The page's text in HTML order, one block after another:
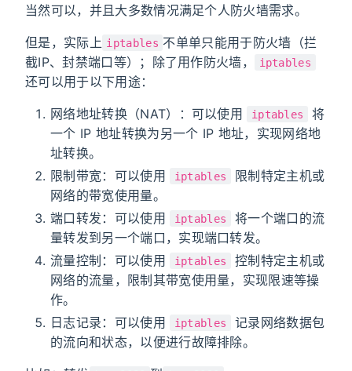
当然可以，并且大多数情况满足个人防火墙需求。
但是，实际上 iptables 不单单只能用于防火墙（拦
截IP、封禁端口等）；除了用作防火墙，
iptables
还可以用于以下用途：
网络地址转换（NAT）：可以使用 iptables
将
一个 IP 地址转换为另一个 IP 地址，实现网络地
址转换。
限制带宽：可以使用
iptables
限制特定主机或
网络的带宽使用量。
端口转发：可以使用
iptables
将一个端口的流
量转发到另一个端口，实现端口转发。
流量控制：可以使用
iptables
控制特定主机或
网络的流量，限制其带宽使用量，实现限速等操
作。
日志记录：可以使用
iptables
记录网络数据包
的流向和状态，以便进行故障排除。